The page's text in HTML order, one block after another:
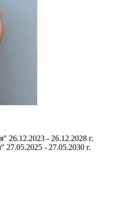
26.12.2023 - 26.12.2028 г.
27.05.2025 - 27.05.2030 г.